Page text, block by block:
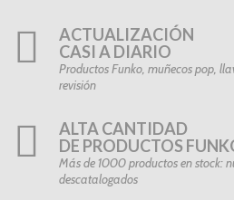
ACTUALIZACIÓN
CASI A DIARIO
Productos Funko, muñecos pop,
revisión
ALTA CANTIDAD
DE PRODUCTOS
Más de 1000 productos en stock:
descatalogados